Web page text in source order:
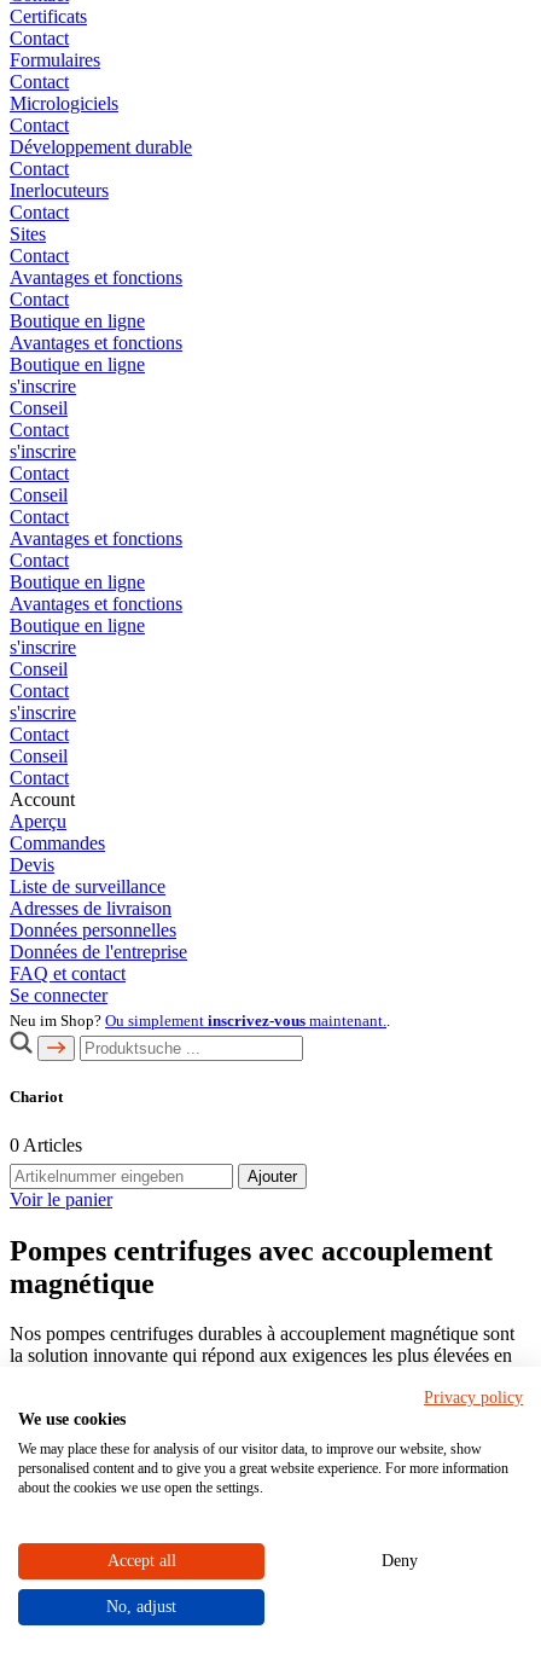
Certificats
Contact
Formulaires
Contact
Micrologiciels
Contact
Développement durable
Contact
Inerlocuteurs
Contact
Sites
Contact
Avantages et fonctions
Contact
Boutique en ligne
Avantages et fonctions
Boutique en ligne
s'inscrire
Conseil
Contact
s'inscrire
Contact
Conseil
Contact
Avantages et fonctions
Contact
Boutique en ligne
Avantages et fonctions
Boutique en ligne
s'inscrire
Conseil
Contact
s'inscrire
Contact
Conseil
Contact
Account
Aperçu
Commandes
Devis
Liste de surveillance
Adresses de livraison
Données personnelles
Données de l'entreprise
FAQ et contact
Se connecter
Neu im Shop? Ou simplement inscrivez-vous maintenant..
Chariot
0 Articles
Ajouter
Voir le panier
Pompes centrifuges avec accouplement
magnétique
Nos pompes centrifuges durables à accouplement magnétique sont
la solution innovante qui répond aux exigences les plus élevées en
magnétique offre - sans garniture mécanique - un joint hermétique
pour empêcher la fuite de substances (dangereuses). Lespompes
centrifuges à accouplement magnétique sont disponibles dans les
classes CLASSIC et X-CLASS.
constituent une référence en matière de rentabilité et de fiabilité !
Accueil
Privacy policy
We use cookies
We may place these for analysis of our visitor data, to improve our website, show
personalised content and to give you a great website experience. For more information
about the cookies we use open the settings.
Accept all Deny
No, adjust